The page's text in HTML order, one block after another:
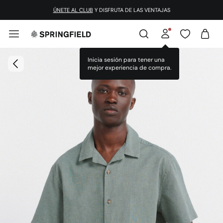
ÚNETE AL CLUB Y DISFRUTA DE LAS VENTAJAS